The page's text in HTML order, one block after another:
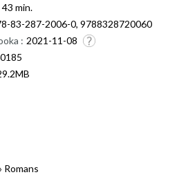
min.
83-287-2006-0, 9788328720060
: 2021-11-08
Romans